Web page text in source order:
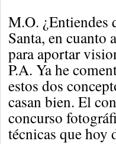
M.O. ¿Entiendes
Santa, en cuanto
para aportar
P.A. Ya he
estos dos
casan bien. El
concurso
técnicas que hoy